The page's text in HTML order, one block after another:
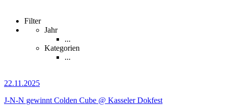
Filter
Jahr
...
Kategorien
...
22.11.2025
J-N-N gewinnt Colden Cube @ Kasseler Dokfest